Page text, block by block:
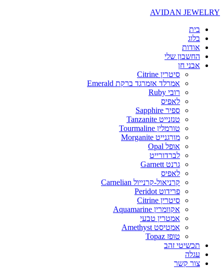
AVIDAN JEWELRY
בית
בלוג
אודות
החשבון שלי
אבני חן
סיטרין Citrine
אמרלד אזמרגד ברקת Emerald
רובי Ruby
לאפיס
ספיר Sapphire
טנזנייט Tanzanite
טורמלין Tourmaline
מורגנייט Morganite
אופל Opal
לברדורייט
גרנט Garnett
לאפיס
קרניאול-קרנייול Carnelian
פרידוט Peridot
סיטרין Citrine
אקוומרין Aquamarine
אמטרין טבעי
אמטיסט Amethyst
טופז Topaz
תכשיטי זהב
עגלה
צור קשר